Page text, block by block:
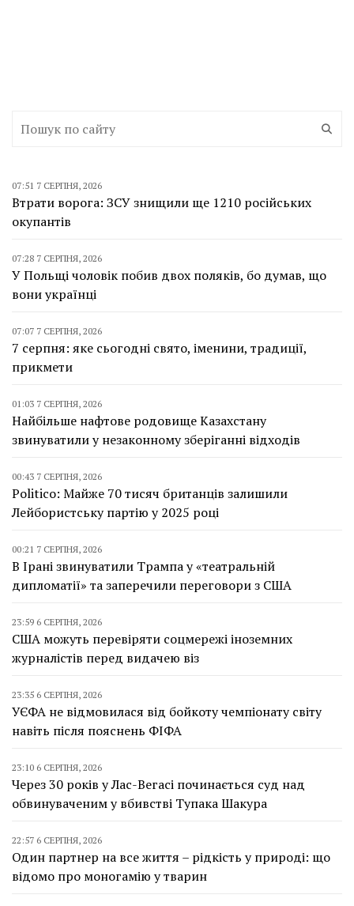
07:51 7 СЕРПНЯ, 2026
Втрати ворога: ЗСУ знищили ще 1210 російських
окупантів
07:28 7 СЕРПНЯ, 2026
У Польщі чоловік побив двох поляків, бо думав, що
вони українці
07:07 7 СЕРПНЯ, 2026
7 серпня: яке сьогодні свято, іменини, традиції,
прикмети
01:03 7 СЕРПНЯ, 2026
Найбільше нафтове родовище Казахстану
звинуватили у незаконному зберіганні відходів
00:43 7 СЕРПНЯ, 2026
Politico: Майже 70 тисяч британців залишили
Лейбористську партію у 2025 році
00:21 7 СЕРПНЯ, 2026
В Ірані звинуватили Трампа у «театральній
дипломатії» та заперечили переговори з США
23:59 6 СЕРПНЯ, 2026
США можуть перевіряти соцмережі іноземних
журналістів перед видачею віз
23:35 6 СЕРПНЯ, 2026
УЄФА не відмовилася від бойкоту чемпіонату світу
навіть після пояснень ФІФА
23:10 6 СЕРПНЯ, 2026
Через 30 років у Лас-Вегасі починається суд над
обвинуваченим у вбивстві Тупака Шакура
22:57 6 СЕРПНЯ, 2026
Один партнер на все життя – рідкість у природі: що
відомо про моногамію у тварин